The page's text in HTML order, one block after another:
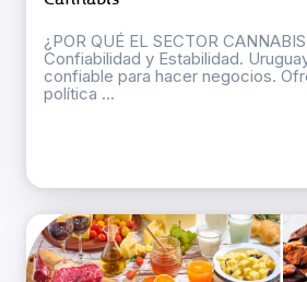
¿POR QUÉ EL SECTOR
Confiabilidad y Estabilidad.
confiable para hacer negocios.
política ...